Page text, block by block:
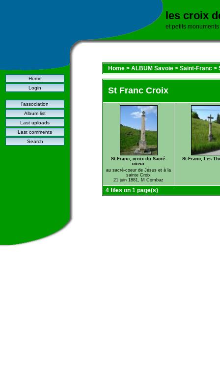
les croix
et petits monuments
Home
Login
l'association
Album list
Last uploads
Last comments
Search
Home > ALBUM Savoie > Saint-Franc >
St Franc Croix
St-Franc, croix du Sacré-
coeur
au sacré-coeur de Jésus et à la
sainte Croix
21 juin 1881, M Combaz
St-Franc, Les
4 files on 1 page(s)